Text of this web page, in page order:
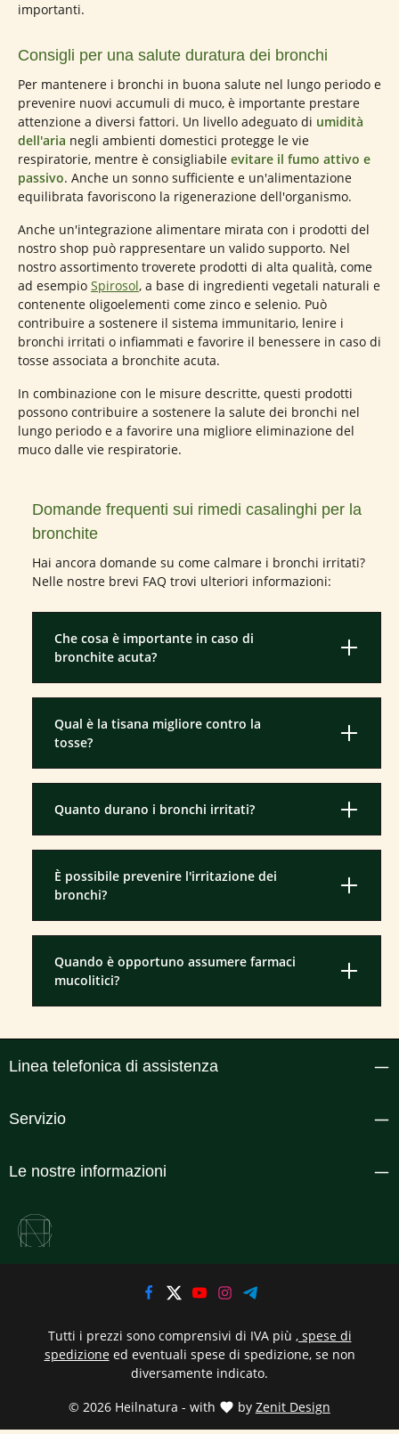
importanti.
Consigli per una salute duratura dei bronchi
Per mantenere i bronchi in buona salute nel lungo periodo e
prevenire nuovi accumuli di muco, è importante prestare
attenzione a diversi fattori. Un livello adeguato di umidità
dell'aria negli ambienti domestici protegge le vie
respiratorie, mentre è consigliabile evitare il fumo attivo e
passivo. Anche un sonno sufficiente e un'alimentazione
equilibrata favoriscono la rigenerazione dell'organismo.
Anche un'integrazione alimentare mirata con i prodotti del
nostro shop può rappresentare un valido supporto. Nel
nostro assortimento troverete prodotti di alta qualità, come
ad esempio Spirosol, a base di ingredienti vegetali naturali e
contenente oligoelementi come zinco e selenio. Può
contribuire a sostenere il sistema immunitario, lenire i
bronchi irritati o infiammati e favorire il benessere in caso di
tosse associata a bronchite acuta.
In combinazione con le misure descritte, questi prodotti
possono contribuire a sostenere la salute dei bronchi nel
lungo periodo e a favorire una migliore eliminazione del
muco dalle vie respiratorie.
Domande frequenti sui rimedi casalinghi per la
bronchite
Hai ancora domande su come calmare i bronchi irritati?
Nelle nostre brevi FAQ trovi ulteriori informazioni:
Che cosa è importante in caso di
bronchite acuta?
Qual è la tisana migliore contro la
tosse?
Quanto durano i bronchi irritati?
È possibile prevenire l'irritazione dei
bronchi?
Quando è opportuno assumere farmaci
mucolitici?
Linea telefonica di assistenza
Servizio
Le nostre informazioni
© 2026 Heilnatura - with by Zenit Design
Tutti i prezzi sono comprensivi di IVA più , spese di
spedizioneed eventuali spese di spedizione, se non
diversamente indicato.